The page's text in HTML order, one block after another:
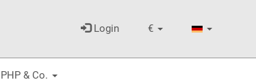
€
Login
PHP & Co.